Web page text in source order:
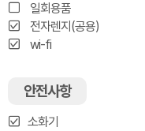
일회용품
전자렌지(공용)
wi-fi
안전사항
소화기